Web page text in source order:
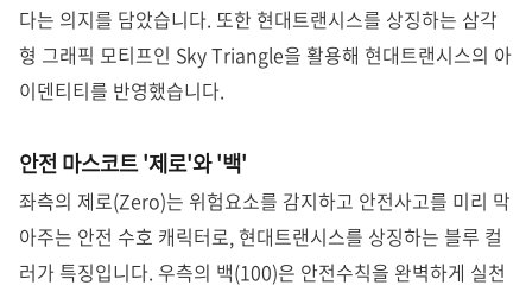
다는 의지를 담았습니다. 또한 현대트랜시스를 상징하는 삼각
형 그래픽 모티프인 Sky Triangle을 활용해 현대트랜시스의 아
이덴티티를 반영했습니다.
안전 마스코트 '제로'와 '백'
좌측의 제로(Zero)는 위험요소를 감지하고 안전사고를 미리 막
아주는 안전 수호 캐릭터로, 현대트랜시스를 상징하는 블루 컬
러가 특징입니다. 우측의 백(100)은 안전수칙을 완벽하게 실천